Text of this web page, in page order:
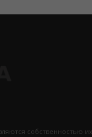
собственностью